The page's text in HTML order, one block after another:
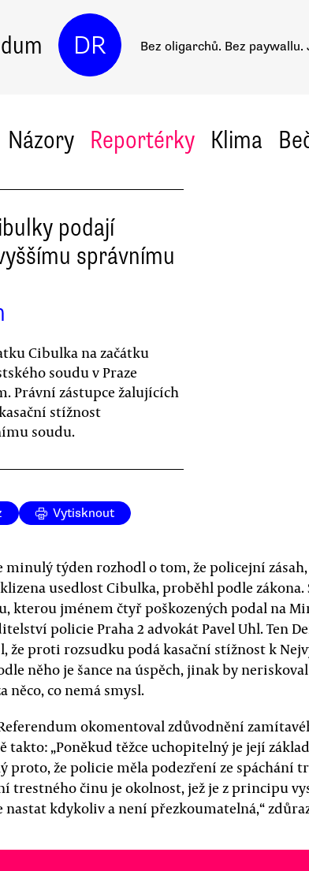
DR Bez oligarchů. Bez paywallu.
Názory Reportérky Klima
podají
správnímu
Cibulka na začátku
soudu v Praze
Právní zástupce žalujících
stížnost
soudu.
Vytisknout
minulý týden rozhodl o tom, že policejní
usedlost Cibulka, proběhl podle zákona.
kterou jménem čtyř poškozených podal na
policie Praha 2 advokát Pavel Uhl. Ten
že proti rozsudku podá kasační stížnost k
něho je šance na úspěch, jinak by
něco, co nemá smysl.
okomentoval zdůvodnění
takto: „Poněkud těžce uchopitelný je její
proto, že policie měla podezření ze spáchání
trestného činu je okolnost, jež je z principu
nastat kdykoliv a není přezkoumatelná,“